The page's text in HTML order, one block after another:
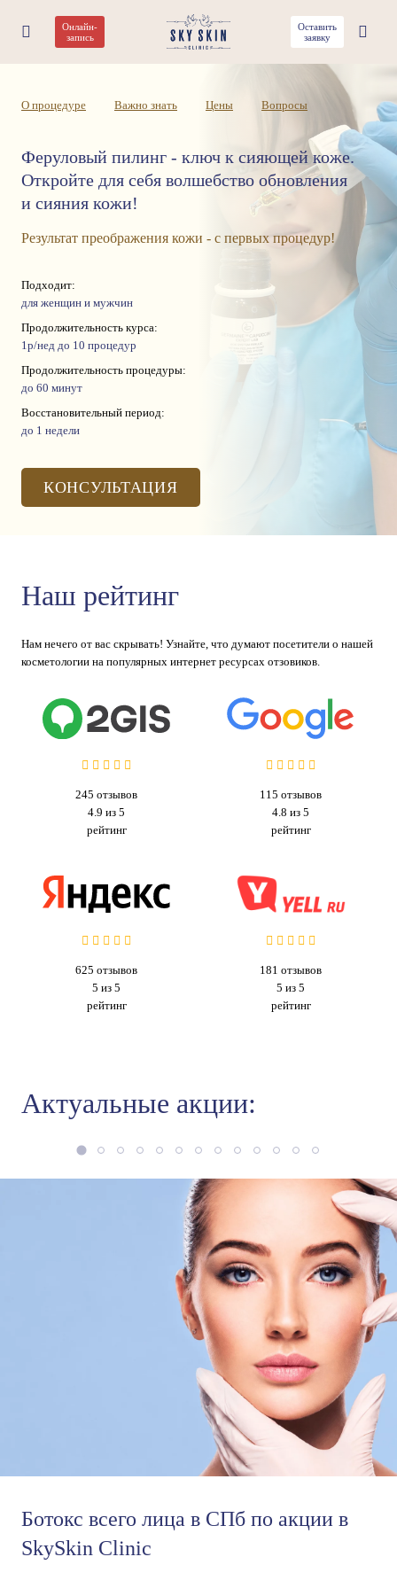
Онлайн-
запись
Оставить
заявку
Феруловый пилинг
О процедуре Важно знать Цены Вопросы
Феруловый пилинг - ключ к сияющей коже.
Откройте для себя волшебство обновления
и сияния кожи!
Результат преображения кожи - с первых процедур!
Подходит:
для женщин и мужчин
Продолжительность курса:
1р/нед до 10 процедур
Продолжительность процедуры:
до 60 минут
Восстановительный период:
до 1 недели
КОНСУЛЬТАЦИЯ
Наш рейтинг
Нам нечего от вас скрывать! Узнайте, что думают посетители о нашей
косметологии на популярных интернет ресурсах отзовиков.
245 отзывов
4.9 из 5
рейтинг
115 отзывов
4.8 из 5
рейтинг
625 отзывов
5 из 5
рейтинг
181 отзывов
5 из 5
рейтинг
Актуальные акции:
Ботокс всего лица в СПб по акции в
SkySkin Clinic